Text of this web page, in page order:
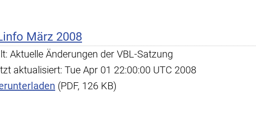
März 2008
Aktuelle Änderungen der VBL-Satzung
aktualisiert: Tue Apr 01 22:00:00 UTC 2008
(PDF, 126 KB)